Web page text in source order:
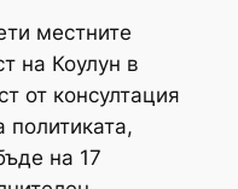
местните
на Коулун в
от консултация
политиката,
на 17